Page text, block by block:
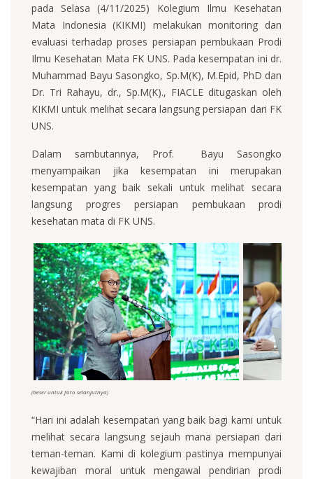
pada Selasa (4/11/2025) Kolegium Ilmu Kesehatan
Mata Indonesia (KIKMI) melakukan monitoring dan
evaluasi terhadap proses persiapan pembukaan Prodi
Ilmu Kesehatan Mata FK UNS. Pada kesempatan ini dr.
Muhammad Bayu Sasongko, Sp.M(K), M.Epid, PhD dan
Dr. Tri Rahayu, dr., Sp.M(K)., FIACLE ditugaskan oleh
KIKMI untuk melihat secara langsung persiapan dari FK
UNS.
Dalam sambutannya, Prof. Bayu Sasongko
menyampaikan jika kesempatan ini merupakan
kesempatan yang baik sekali untuk melihat secara
langsung progres persiapan pembukaan prodi
kesehatan mata di FK UNS.
(Geser untuk foto selanjutnya)
“Hari ini adalah kesempatan yang baik bagi kami untuk
melihat secara langsung sejauh mana persiapan dari
teman-teman. Kami di kolegium pastinya mempunyai
kewajiban moral untuk mengawal pendirian prodi